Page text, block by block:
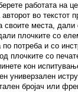
работата на
во текстот
своите места, дали
плочките со
потреба и со
плочките со
кон
универзален
бројач или